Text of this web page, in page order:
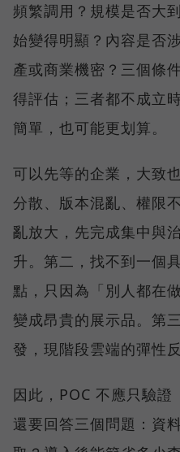
頻繁調用？規模是否大
始變得明顯？內容是否
產或商業機密？三個條
得評估；三者都不成立
簡單，也可能更划算。
可以先等的企業，大致
分散、版本混亂、權限
亂放大，先完成集中與
升。第二，找不到一個
點，只因為「別人都在
變成昂貴的展示品。第
發，現階段雲端的彈性
因此，POC 不應只驗證
還要回答三個問題：資